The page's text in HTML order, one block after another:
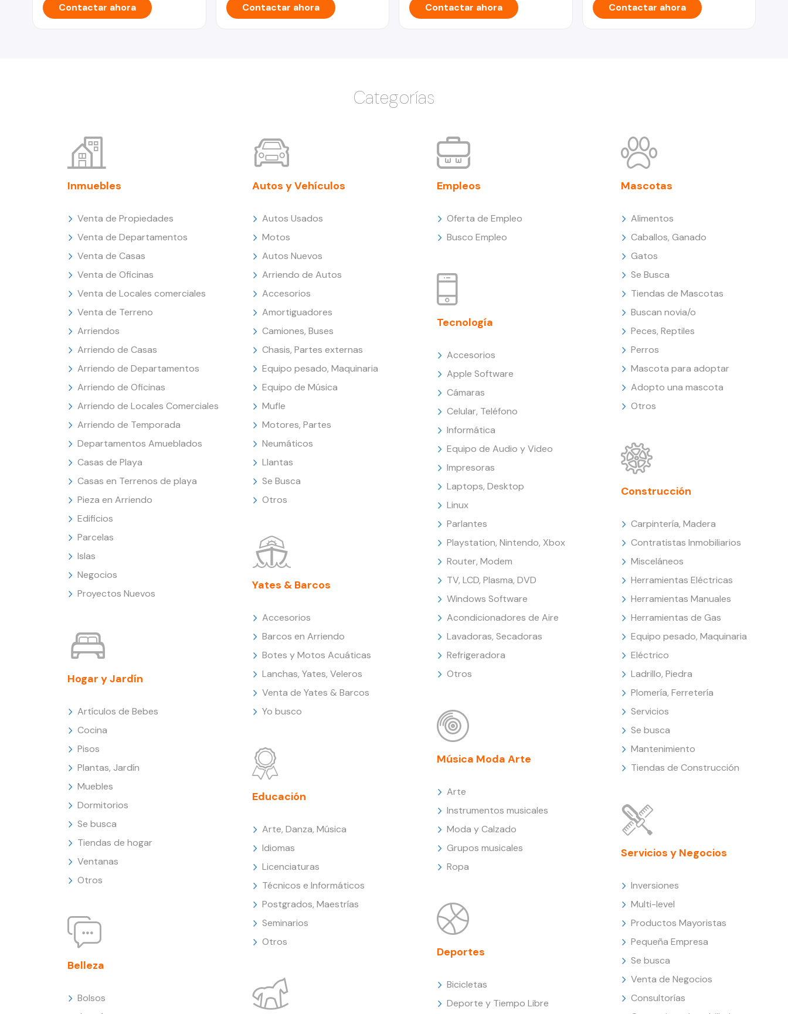
Contactar ahora Contactar ahora Contactar ahora Contactar ahora
Categorías
Inmuebles
Venta de Propiedades
Venta de Departamentos
Venta de Casas
Venta de Oficinas
Venta de Locales comerciales
Venta de Terreno
Arriendos
Arriendo de Casas
Arriendo de Departamentos
Arriendo de Oficinas
Arriendo de Locales Comerciales
Arriendo de Temporada
Departamentos Amueblados
Casas de Playa
Casas en Terrenos de playa
Pieza en Arriendo
Edificios
Parcelas
Islas
Negocios
Proyectos Nuevos
Hogar y Jardín
Artículos de Bebes
Cocina
Pisos
Plantas, Jardín
Muebles
Dormitorios
Se busca
Tiendas de hogar
Ventanas
Otros
Belleza
Bolsos
Autos y Vehículos
Autos Usados
Motos
Autos Nuevos
Arriendo de Autos
Accesorios
Amortiguadores
Camiones, Buses
Chasis, Partes externas
Equipo pesado, Maquinaria
Equipo de Música
Mufle
Motores, Partes
Neumáticos
Llantas
Se Busca
Otros
Yates & Barcos
Accesorios
Barcos en Arriendo
Botes y Motos Acuáticas
Lanchas, Yates, Veleros
Venta de Yates & Barcos
Yo busco
Educación
Arte, Danza, Música
Idiomas
Licenciaturas
Técnicos e Informáticos
Postgrados, Maestrías
Seminarios
Otros
Empleos
Oferta de Empleo
Busco Empleo
Tecnología
Accesorios
Apple Software
Cámaras
Celular, Teléfono
Informática
Equipo de Audio y Video
Impresoras
Laptops, Desktop
Linux
Parlantes
Playstation, Nintendo, Xbox
Router, Modem
TV, LCD, Plasma, DVD
Windows Software
Acondicionadores de Aire
Lavadoras, Secadoras
Refrigeradora
Otros
Música Moda Arte
Arte
Instrumentos musicales
Moda y Calzado
Grupos musicales
Ropa
Deportes
Bicicletas
Deporte y Tiempo Libre
Mascotas
Alimentos
Caballos, Ganado
Gatos
Se Busca
Tiendas de Mascotas
Buscan novia/o
Peces, Reptiles
Perros
Mascota para adoptar
Adopto una mascota
Otros
Construcción
Carpintería, Madera
Contratistas Inmobiliarios
Misceláneos
Herramientas Eléctricas
Herramientas Manuales
Herramientas de Gas
Equipo pesado, Maquinaria
Eléctrico
Ladrillo, Piedra
Plomería, Ferretería
Servicios
Se busca
Mantenimiento
Tiendas de Construcción
Servicios y Negocios
Inversiones
Multi-level
Productos Mayoristas
Pequeña Empresa
Se busca
Venta de Negocios
Consultorías